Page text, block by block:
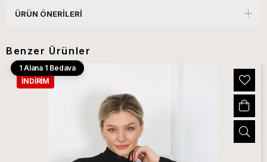
ÜRÜN ÖNERILERI
Benzer Ürünler
1 Alana 1 Bedava
İNDIRIM